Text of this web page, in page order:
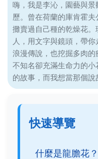
嗨，我是李沁，園藝與
歷。曾在荷蘭的庫肯霍
攤賣過自己種的乾燥花
人，用文字與鏡頭，帶
浪漫傳說，也挖掘多肉
不知名卻充滿生命力的
的故事，而我想當那個說
快速導覽
什麼是龍膽花？